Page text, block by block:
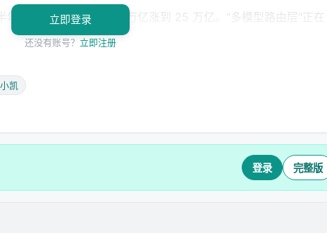
年内周处理 token 从 5 万亿涨到 25 万亿。"多模型路由层"正在
文锋表态继续押 AGI 和开放模型。开源阵营 strongest
上限，Agent 在卷脚手架，基础设施在卷效率，钱在卷路由
立即登录
还没有账号？ 立即注册
凯
登录 完整版